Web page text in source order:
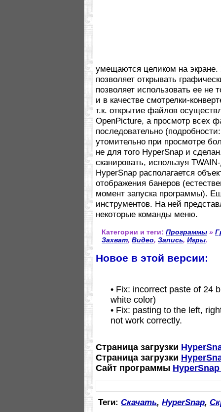
умещаются целиком на
позволяет открывать
позволяет использовать ее не
и в качестве смотрелки-
т.к. открытие файлов
OpenPicture, а просмотр всех
последовательно
утомительно при просмотре
не для того HyperSnap и
сканировать, используя
HyperSnap располагается
отображения банеров
момент запуска программы).
инструментов. На ней
некоторые команды меню.
Категории и теги: Программы »
Захват, Видео, Запись, Игры.
Новое в этой версии:
• Fix: incorrect paste of 24
white color)
• Fix: pasting to the left,
not work correctly.
Страница загрузки
Страница загрузки
Сайт программы HyperSnap
Теги: Скачать, HyperSnap,